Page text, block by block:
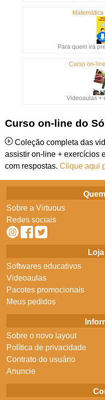
Para quem irá
Curso on-
Videoaulas +
Curso on-line do
Coleção completa das
assistir on-line + exercícios
com respostas. Clique aqui
Sobre a Virtuous
Redes sociais
Softwares educativos
Videoaulas
Pacotes promocionais
Meus pedidos
Sobre o novo layout
Política de privacidade
Contrato do usuário
Anuncie